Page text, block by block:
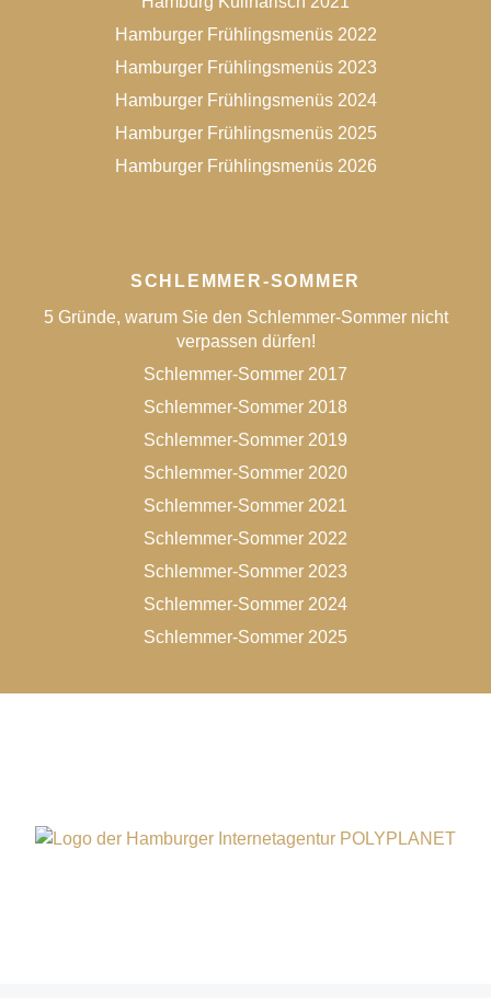
Hamburger Frühlingsmenüs 2022
Hamburger Frühlingsmenüs 2023
Hamburger Frühlingsmenüs 2024
Hamburger Frühlingsmenüs 2025
Hamburger Frühlingsmenüs 2026
SCHLEMMER-SOMMER
5 Gründe, warum Sie den Schlemmer-Sommer nicht
verpassen dürfen!
Schlemmer-Sommer 2017
Schlemmer-Sommer 2018
Schlemmer-Sommer 2019
Schlemmer-Sommer 2020
Schlemmer-Sommer 2021
Schlemmer-Sommer 2022
Schlemmer-Sommer 2023
Schlemmer-Sommer 2024
Schlemmer-Sommer 2025